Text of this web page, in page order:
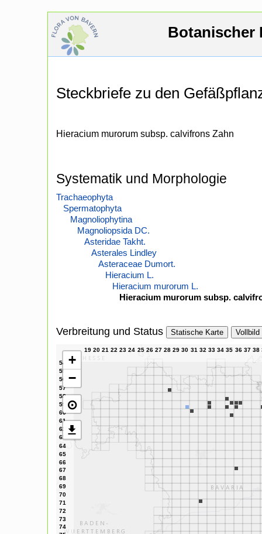
Botanischer
Steckbriefe zu den
Hieracium murorum subsp. calvifrons Zahn
Systematik und Morphologie
Trachaeophyta
Spermatophyta
Magnoliophytina
Magnoliopsida DC.
Asteridae Takht.
Asterales Lindley
Asteraceae Dumort.
Hieracium L.
Hieracium murorum L.
Hieracium murorum subsp.
Verbreitung und Status Statische Karte Vollbild
+
−
⊙